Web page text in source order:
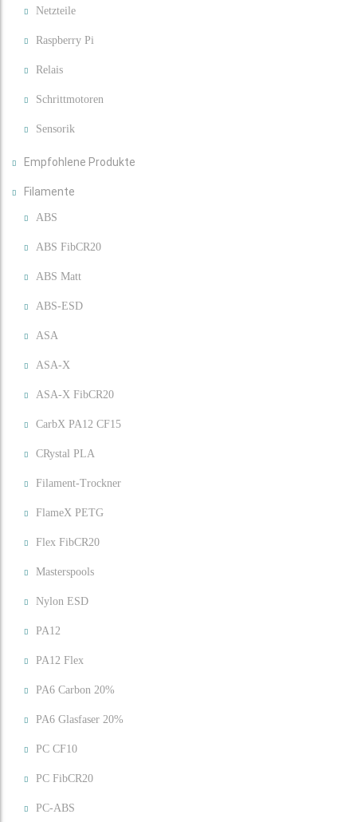
Netzteile
Raspberry Pi
Relais
Schrittmotoren
Sensorik
Empfohlene Produkte
Filamente
ABS
ABS FibCR20
ABS Matt
ABS-ESD
ASA
ASA-X
ASA-X FibCR20
CarbX PA12 CF15
CRystal PLA
Filament-Trockner
FlameX PETG
Flex FibCR20
Masterspools
Nylon ESD
PA12
PA12 Flex
PA6 Carbon 20%
PA6 Glasfaser 20%
PC CF10
PC FibCR20
PC-ABS